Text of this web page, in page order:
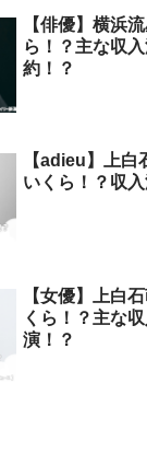
【俳優】横浜
ら！？主な収
約！？
【adieu】上白
いくら！？収
【女優】上白
くら！？主な
演！？